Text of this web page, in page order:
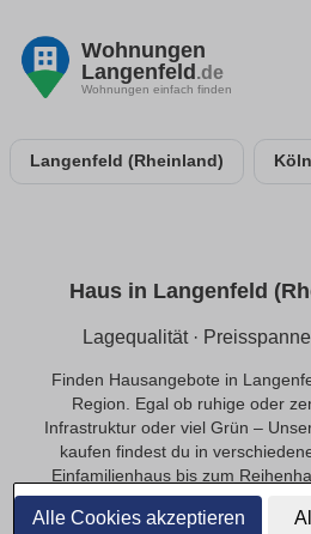
Alle Cookies akzeptieren
Wohnungen
Langenfeld.de
Wohnungen einfach finden
Langenfeld (Rheinland) Köln
Haus in Langenfeld
Lagequalität ·
Finden Hausangebote in
Region. Egal ob ruhige oder
Infrastruktur oder viel Grün –
kaufen findest du in
Einfamilienhaus bis zum
provisionsfrei das passende